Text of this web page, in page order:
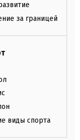
за границей
виды спорта